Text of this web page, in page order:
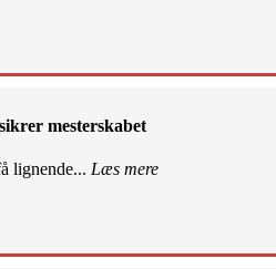
mesterskabet
lignende... Læs mere